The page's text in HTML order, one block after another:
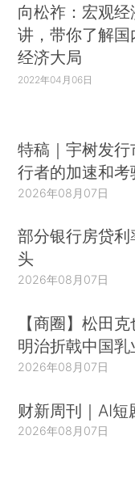
向松祚：宏观经
讲，带你了解国
经济大局
2022年04月06日
特稿｜宇树发
行者的加速和考
2026年08月07日
部分银行房贷利
头
2026年08月07日
【商圈】松田
明治折戟中国乳
2026年08月07日
财新周刊｜AI短
2026年08月07日